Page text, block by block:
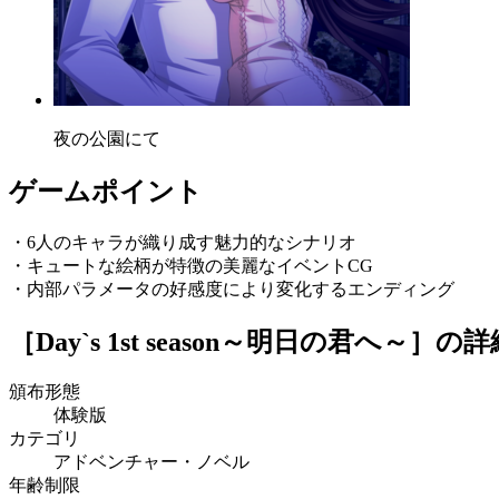
夜の公園にて
ゲームポイント
・6人のキャラが織り成す魅力的なシナリオ
・キュートな絵柄が特徴の美麗なイベントCG
・内部パラメータの好感度により変化するエンディング
［Day`s 1st season～明日の君へ～］ の詳
頒布形態
体験版
カテゴリ
アドベンチャー・ノベル
年齢制限